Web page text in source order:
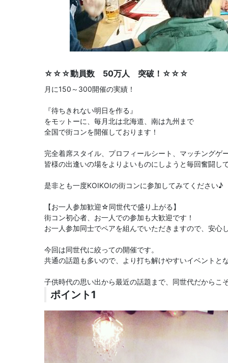
☆☆☆動員数 50万人 突破！☆☆☆
月に150～300開催の実績！
『待ちきれない明日を作る』
をモットーに、毎月北は北海道、南は九州まで
全国で街コンを開催しております！
完全着席スタイル、プロフィールシート、マッチングゲ
皆様の出逢いの場をよりよいものにしようと毎回奮闘し
是非とも一度KOIKOIの街コンに参加してみてください♪
【お一人参加歓迎☆同世代で盛り上がる】
街コン初心者、お一人での参加も大歓迎です！
お一人参加同士でペアを組んでいただきますので、安心
今回は同世代に絞っての開催です。
共通の話題も多いので、より打ち解けやすいイベントと
子供時代の思い出から最近の話題まで、同世代だから
ポイント1